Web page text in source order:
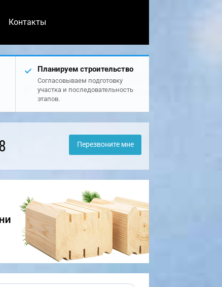
Контакты
Планируем строительство
Согласовываем подготовку
участка и последовательность
этапов.
Перезвоните мне